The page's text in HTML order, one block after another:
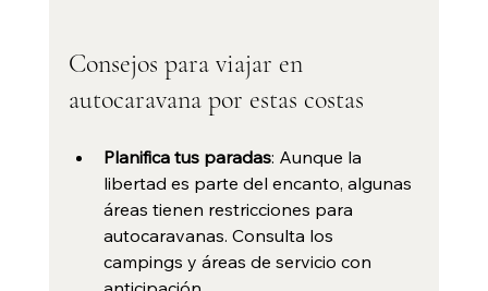
Consejos para viajar en
autocaravana por estas costas
Planifica tus paradas: Aunque la
libertad es parte del encanto, algunas
áreas tienen restricciones para
autocaravanas. Consulta los
campings y áreas de servicio con